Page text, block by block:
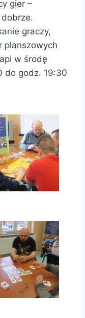
gier –
graczy,
planszowych
w środę
do godz. 19:30